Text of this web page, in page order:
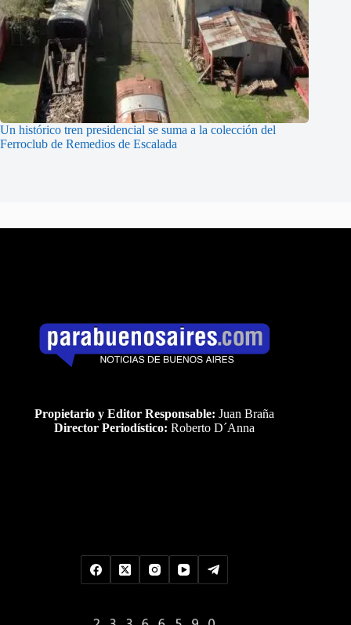
Un histórico tren presidencial se suma a la colección del
Ferroclub de Remedios de Escalada
Propietario y Editor Responsable: Juan Braña
Director Periodístico: Roberto D´Anna